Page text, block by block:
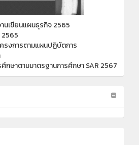
นเขียนแผนธุรกิจ 2565
รงการตามแผนปฏิบัตการ
ษาตามมาตรฐานการศึกษา SAR 2567